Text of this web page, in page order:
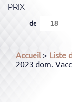
PRIX
de
Accueil> Liste
2023 dom.